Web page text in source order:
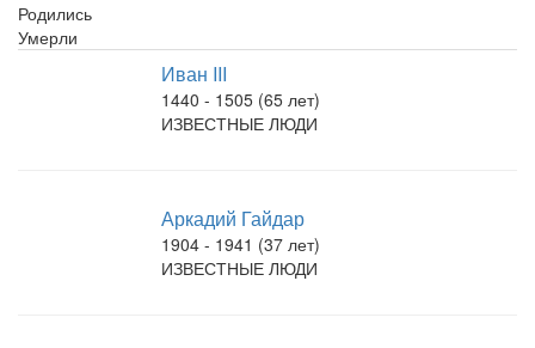
Родились
Умерли
Иван III
1440 - 1505 (65 лет)
ИЗВЕСТНЫЕ ЛЮДИ
Аркадий Гайдар
1904 - 1941 (37 лет)
ИЗВЕСТНЫЕ ЛЮДИ